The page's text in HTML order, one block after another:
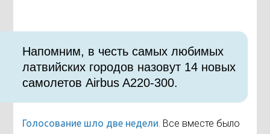
Напомним, в честь самых любимых
латвийских городов назовут 14 новых
самолетов Airbus A220-300.
Голосование шло две недели. Все вместе было